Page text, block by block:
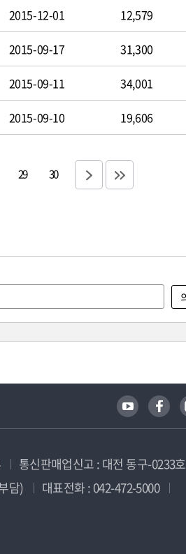
2015-12-01 12,579
2015-09-17 31,300
2015-09-11 34,001
2015-09-10 19,606
29 30
통신판매업신고 : 대전 동구-0233호
담)
대표전화 : 042-472-5000